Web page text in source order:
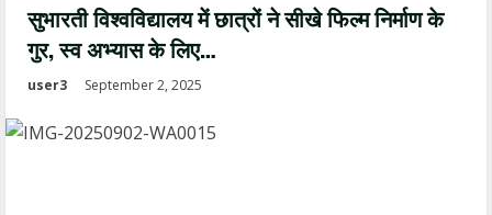
सुभारती विश्वविद्यालय में छात्रों ने सीखे फिल्म निर्माण के
गुर, स्व अभ्यास के लिए…
user3 September 2, 2025